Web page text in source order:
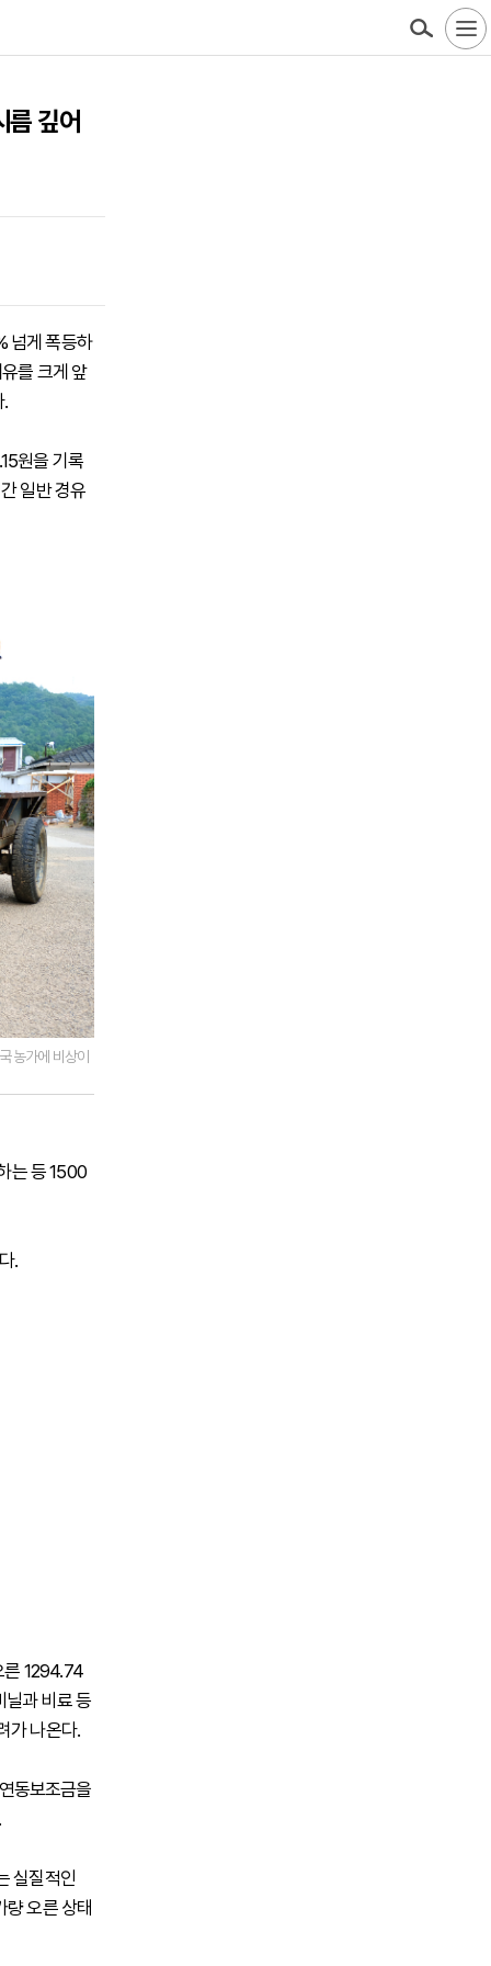
깊어
넘게 폭등하
를 크게 앞
.
원을 기록
일반 경유
농가에 비상이
는 등 1500
.
른 1294.74
닐과 비료 등
가 나온다.
동보조금을
실질적인
오른 상태